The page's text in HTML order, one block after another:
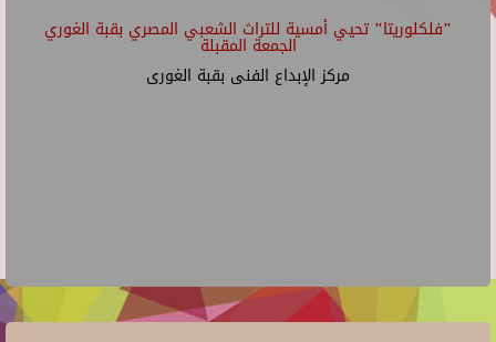
"فلكلوريتا" تحيي أمسية للتراث الشعبي المصري بقبة الغوري
الجمعة المقبلة
مركز الإبداع الفنى بقبة الغورى